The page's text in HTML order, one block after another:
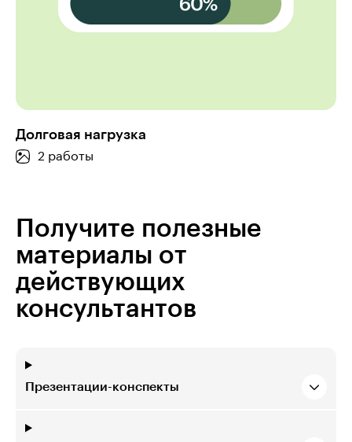
Долговая нагрузка
2 работы
Получите полезные
материалы от
действующих
консультантов
Презентации-конспекты